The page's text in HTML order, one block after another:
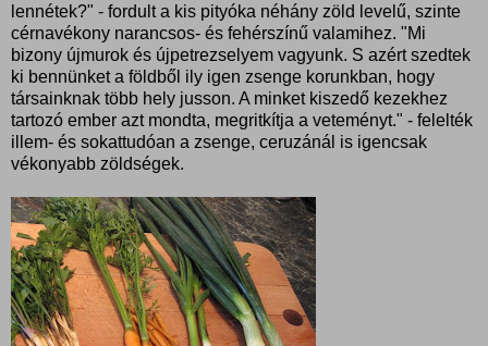
lennétek?" - fordult a kis pityóka néhány zöld levelű, szinte
cérnavékony narancsos- és fehérszínű valamihez. "Mi
bizony újmurok és újpetrezselyem vagyunk. S azért szedtek
ki bennünket a földből ily igen zsenge korunkban, hogy
társainknak több hely jusson. A minket kiszedő kezekhez
tartozó ember azt mondta, megritkítja a veteményt." - felelték
illem- és sokattudóan a zsenge, ceruzánál is igencsak
vékonyabb zöldségek.